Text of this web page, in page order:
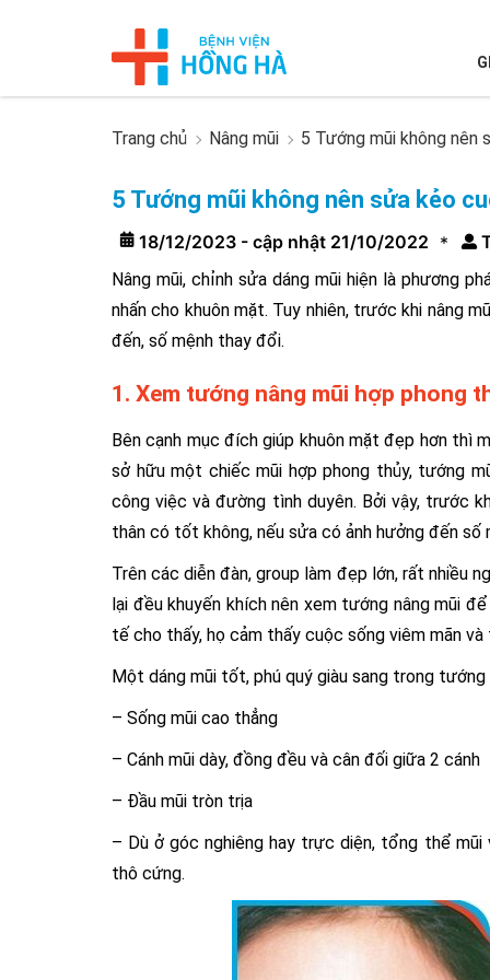
Trang chủ Nâng mũi 5 Tướng mũi không nên
5 Tướng mũi không nên sửa kẻo
18/12/2023 - cập nhật 21/10/2022 *
Nâng mũi, chỉnh sửa dáng mũi hiện là phương
nhấn cho khuôn mặt. Tuy nhiên, trước khi nâng
đến, số mệnh thay đổi.
1. Xem tướng nâng mũi hợp phong
Bên cạnh mục đích giúp khuôn mặt đẹp hơn thì
sở hữu một chiếc mũi hợp phong thủy, tướng
công việc và đường tình duyên. Bởi vậy, trước
thân có tốt không, nếu sửa có ảnh hưởng đến số
Trên các diễn đàn, group làm đẹp lớn, rất nhiều
lại đều khuyến khích nên xem tướng nâng mũi
tế cho thấy, họ cảm thấy cuộc sống viêm mãn
Một dáng mũi tốt, phú quý giàu sang trong
– Sống mũi cao thẳng
– Cánh mũi dày, đồng đều và cân đối giữa 2 cánh
– Đầu mũi tròn trịa
– Dù ở góc nghiêng hay trực diện, tổng thể
thô cứng.